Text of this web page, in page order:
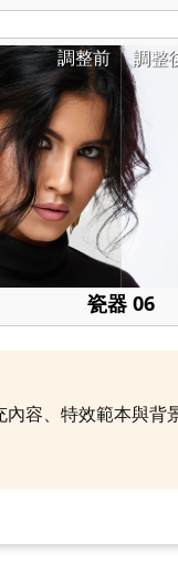
調整
調整前
瓷器 06
容、特效範本與背